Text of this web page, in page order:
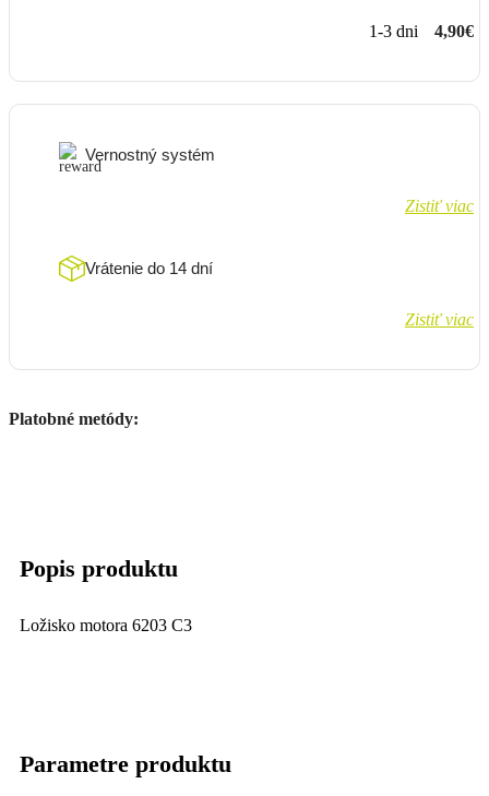
1-3 dni 4,90€
Vernostný systém
Zistiť viac
Vrátenie do 14 dní
Zistiť viac
Platobné metódy:
Popis produktu
Ložisko motora 6203 C3
Parametre produktu